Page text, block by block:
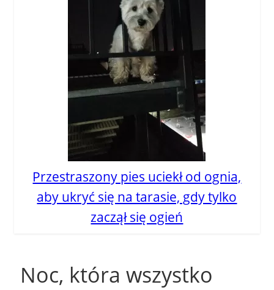
Przestraszony pies uciekł od ognia,
aby ukryć się na tarasie, gdy tylko
zaczął się ogień
Noc, która wszystko